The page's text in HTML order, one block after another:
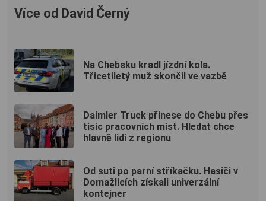
Více od David Černý
Na Chebsku kradl jízdní kola.
Třicetiletý muž skončil ve vazbě
Daimler Truck přinese do Chebu přes
tisíc pracovních míst. Hledat chce
hlavně lidi z regionu
Od suti po parní stříkačku. Hasiči v
Domažlicích získali univerzální
kontejner